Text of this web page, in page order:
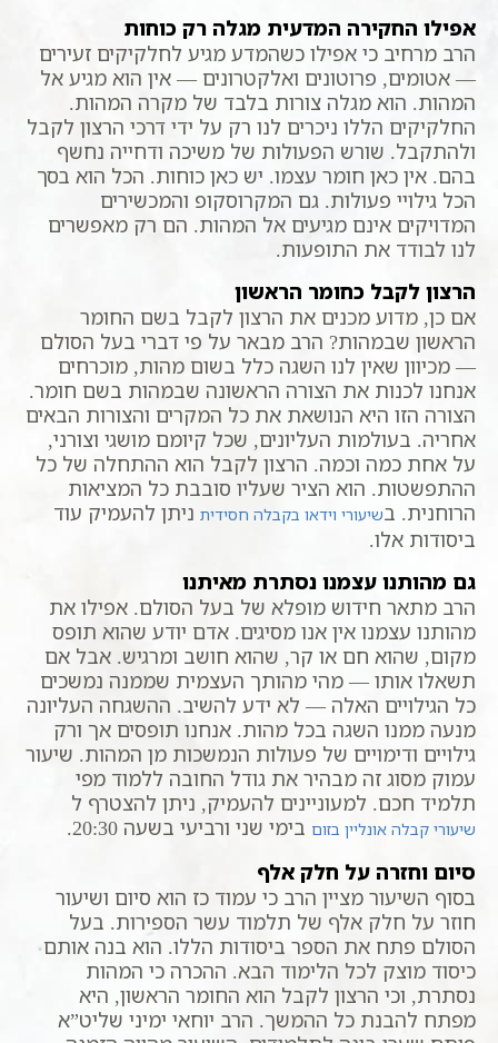
אפילו החקירה המדעית מגלה רק כוחות
הרב מרחיב כי אפילו כשהמדע מגיע לחלקיקים זעירים
— אטומים, פרוטונים ואלקטרונים — אין הוא מגיע אל
המהות. הוא מגלה צורות בלבד של מקרה המהות.
החלקיקים הללו ניכרים לנו רק על ידי דרכי הרצון לקבל
ולהתקבל. שורש הפעולות של משיכה ודחייה נחשף
בהם. אין כאן חומר עצמו. יש כאן כוחות. הכל הוא בסך
הכל גילויי פעולות. גם המקרוסקופ והמכשירים
המדויקים אינם מגיעים אל המהות. הם רק מאפשרים
לנו לבודד את התופעות.
הרצון לקבל כחומר הראשון
אם כן, מדוע מכנים את הרצון לקבל בשם החומר
הראשון שבמהות? הרב מבאר על פי דברי בעל הסולם
— מכיוון שאין לנו השגה כלל בשום מהות, מוכרחים
אנחנו לכנות את הצורה הראשונה שבמהות בשם חומר.
הצורה הזו היא הנושאת את כל המקרים והצורות הבאים
אחריה. בעולמות העליונים, שכל קיומם מושגי וצורני,
על אחת כמה וכמה. הרצון לקבל הוא ההתחלה של כל
ההתפשטות. הוא הציר שעליו סובבת כל המציאות
הרוחנית. בשיעורי וידאו בקבלה חסידית ניתן להעמיק עוד
ביסודות אלו.
גם מהותנו עצמנו נסתרת מאיתנו
הרב מתאר חידוש מופלא של בעל הסולם. אפילו את
מהותנו עצמנו אין אנו מסיגים. אדם יודע שהוא תופס
מקום, שהוא חם או קר, שהוא חושב ומרגיש. אבל אם
תשאלו אותו — מהי מהותך העצמית שממנה נמשכים
כל הגילויים האלה — לא ידע להשיב. ההשגחה העליונה
מנעה ממנו השגה בכל מהות. אנחנו תופסים אך ורק
גילויים ודימויים של פעולות הנמשכות מן המהות. שיעור
עמוק מסוג זה מבהיר את גודל החובה ללמוד מפי
תלמיד חכם. למעוניינים להעמיק, ניתן להצטרף ל
שיעורי קבלה אונליין בזום בימי שני ורביעי בשעה 20:30.
סיום וחזרה על חלק אלף
בסוף השיעור מציין הרב כי עמוד כז הוא סיום ושיעור
חוזר על חלק אלף של תלמוד עשר הספירות. בעל
הסולם פתח את הספר ביסודות הללו. הוא בנה אותם
כיסוד מוצק לכל הלימוד הבא. ההכרה כי המהות
נסתרת, וכי הרצון לקבל הוא החומר הראשון, היא
מפתח להבנת כל ההמשך. הרב יוחאי ימיני שליט”א